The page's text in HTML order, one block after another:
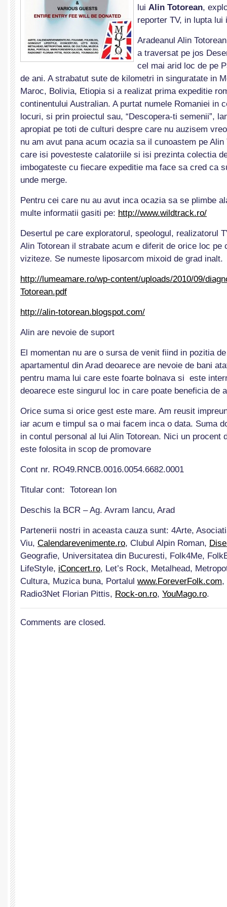
lui Alin Totorean,
reporter TV, in lupta
Aradeanul Alin
a traversat pe jos
cel mai arid loc de pe
de ani. A strabatut sute de kilometri in singuratate in
Maroc, Bolivia, Etiopia si a realizat prima expeditie
continentului Australian. A purtat numele Romaniei in
locuri, si prin proiectul sau, “Descopera-ti semenii”,
apropiat pe toti de culturi despre care nu auzisem
nu am avut pana acum ocazia sa il cunoastem pe Alin
care isi povesteste calatoriile si isi prezinta colectia
imbogateste cu fiecare expeditie ma face sa cred ca
unde merge.
Pentru cei care nu au avut inca ocazia sa se plimbe
multe informatii gasiti pe: http://www.wildtrack.ro/
Desertul pe care exploratorul, speologul, realizatorul
Alin Totorean il strabate acum e diferit de orice loc pe
viziteze. Se numeste liposarcom mixoid de grad inalt.
http://lumeamare.ro/wp-content/uploads/2010/09/
Totorean.pdf
http://alin-totorean.blogspot.com/
Alin are nevoie de suport
El momentan nu are o sursa de venit fiind in pozitia
apartamentul din Arad deoarece are nevoie de bani
pentru mama lui care este foarte bolnava si este
deoarece este singurul loc in care poate beneficia de
Orice suma si orice gest este mare. Am reusit
iar acum e timpul sa o mai facem inca o data. Suma
in contul personal al lui Alin Totorean. Nici un procent
este folosita in scop de promovare
Cont nr. RO49.RNCB.0016.0054.6682.0001
Titular cont: Totorean Ion
Deschis la BCR – Ag. Avram Iancu, Arad
Partenerii nostri in aceasta cauza sunt: 4Arte,
Viu, Calendarevenimente.ro, Clubul Alpin Roman,
Geografie, Universitatea din Bucuresti, Folk4Me,
LifeStyle, iConcert.ro, Let’s Rock, Metalhead,
Cultura, Muzica buna, Portalul www.ForeverFolk.com,
Radio3Net Florian Pittis, Rock-on.ro, YouMago.ro.
Comments are closed.